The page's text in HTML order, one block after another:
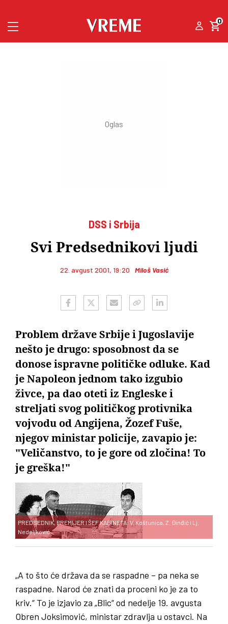
0
DSS i Srbija
Svi Predsednikovi ljudi
22. avgust 2001, 19:20 Miloš Vasić
Problem države Srbije i Jugoslavije
nešto je drugo: sposobnost da se
donose ispravne političke odluke. Kad
je Napoleon jednom tako izgubio
živce, pa dao oteti iz Engleske i
streljati svog političkog protivnika
vojvodu od Angijena, Žozef Fuše,
njegov ministar policije, zavapio je:
"Veličanstvo, to je gore od zločina! To
je greška!"
PREDSEDNIK, PREMIJER I ŠEF KABINETA: V. Koštunica, Z. Đinđić i Lj.
Nedeljković
„A to što će država da se raspadne – pa neka se
raspadne. Narod će znati da proceni ko je za to
kriv.“ To je izjavio za „Blic“ od nedelje 19. avgusta
Obren Joksimović, ministar zdravlja u ostavci. Na